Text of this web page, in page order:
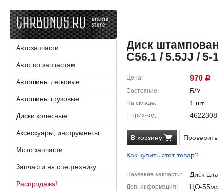
Диск
C56.1 / 5.5JJ / 5-
Цена 970 Р –
Состояние Б/У
На складе 1 шт.
Штрих-код 4622308
В корзину
Как купить этот товар?
Название запчасти Диск
Доп. информация ЦО-
Автозапчасти
Авто по запчастям
Автошины легковые
Автошины грузовые
Диски колесные
Аксессуары, инструменты
Мото запчасти
Запчасти на спецтехнику
Распродажа!